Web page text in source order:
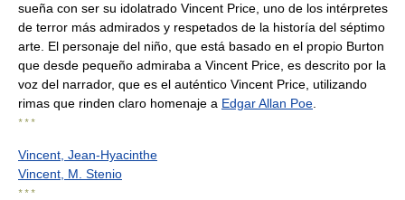
sueña con ser su idolatrado Vincent Price, uno de los intérpretes
de terror más admirados y respetados de la historía del séptimo
arte. El personaje del niño, que está basado en el propio Burton
que desde pequeño admiraba a Vincent Price, es descrito por la
voz del narrador, que es el auténtico Vincent Price, utilizando
rimas que rinden claro homenaje a Edgar Allan Poe
* * *
Vincent, Jean-Hyacinthe
Vincent, M. Stenio
* * *